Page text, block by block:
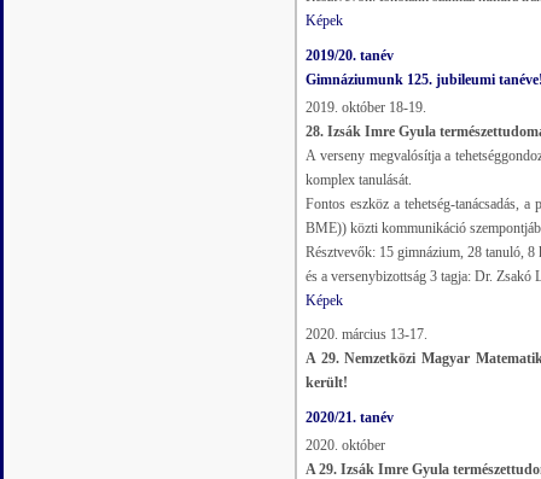
Képek
2019/20. tanév
Gimnáziumunk 125. jubileumi
2019. október 18-19.
28. Izsák Imre Gyula
A verseny megvalósítja a
komplex tanulását.
Fontos eszköz a tehetség-tanácsadás,
BME)) közti kommunikáció
Résztvevők: 15 gimnázium, 28 tanuló,
és a versenybizottság 3 tagja: Dr.
Képek
2020. március 13-17.
A 29. Nemzetközi Magyar
került!
2020/21. tanév
2020. október
A 29. Izsák Imre Gyula